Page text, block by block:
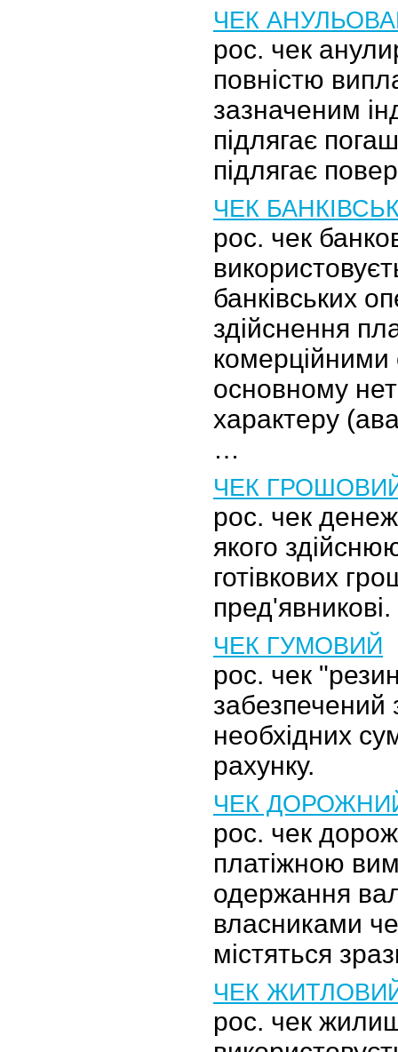
ЧЕК
рос. чек
повністю
зазначеним
підлягає
підлягає
ЧЕК
рос. чек
банківських
здійснення
комерційними
основному
характеру
…
ЧЕК
рос. чек
якого
готівкових
пред'явникові.
ЧЕК ГУМОВИЙ
рос. чек
необхідних
рахунку.
ЧЕК
рос. чек
платіжною
одержання
власниками
містяться
ЧЕК
рос. чек